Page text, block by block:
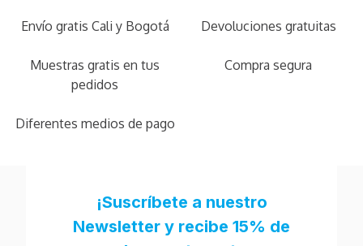
Envío gratis Cali y Bogotá Devoluciones gratuitas
Muestras gratis en tus
pedidos
Compra segura
Diferentes medios de pago